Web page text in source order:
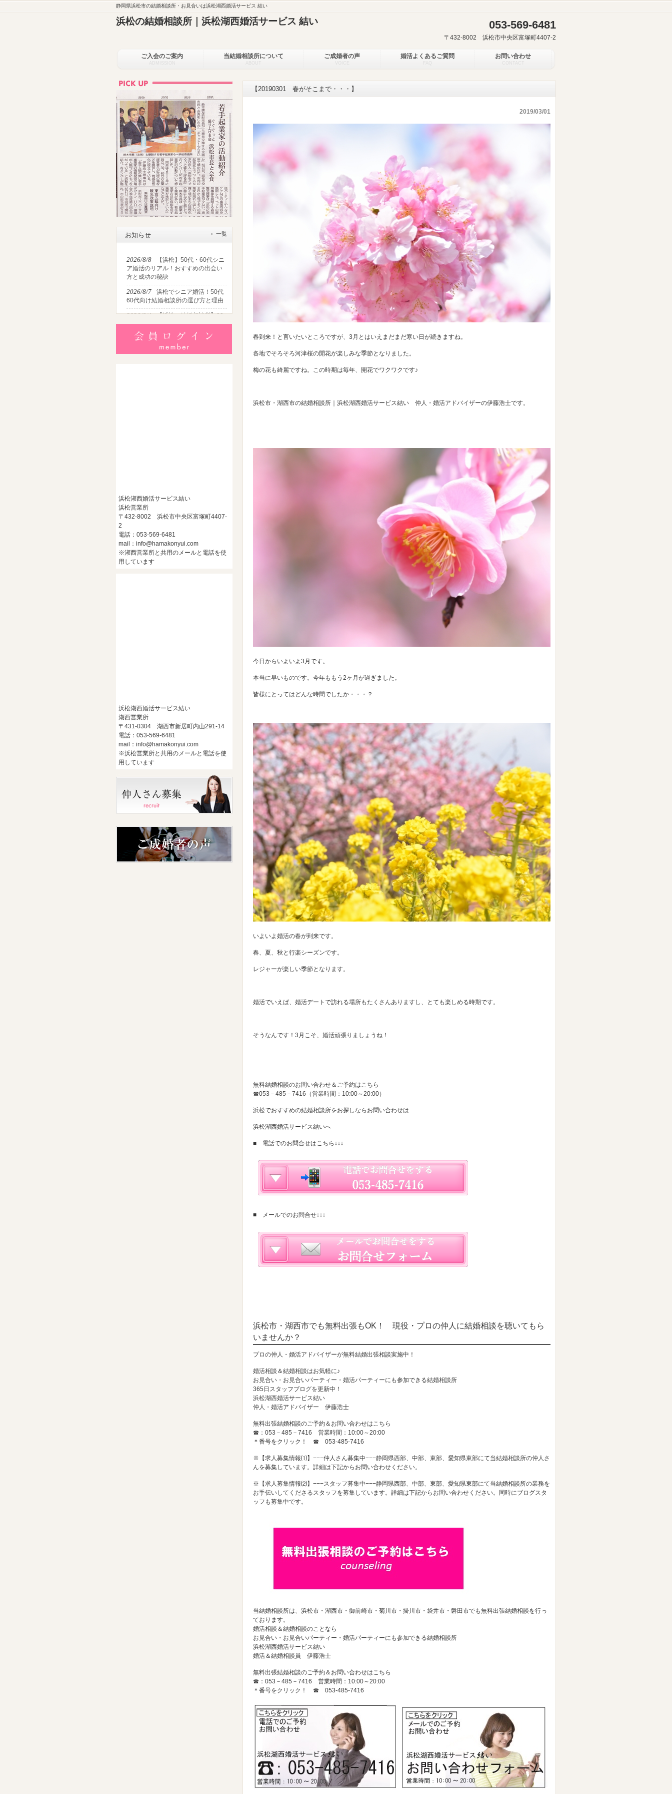
静岡県浜松市の結婚相談所・お見合いは浜松湖西婚活サービス 結い
浜松の結婚相談所｜浜松湖西婚活サービス 結い 053-569-6481
〒432-8002 浜松市中央区富塚町4407-2
ご入会のご案内 当結婚相談所について ご成婚者の声 婚活よくあるご質問 お問い合わせ
【20190301 春がそこまで・・・】
2019/03/01
春到来！と言いたいところですが、3月とはいえまだまだ寒い日が続きますね。
各地でそろそろ河津桜の開花が楽しみな季節となりました。
梅の花も綺麗ですね。この時期は毎年、開花でワクワクです♪
浜松市・湖西市の結婚相談所｜浜松湖西婚活サービス結い 仲人・婚活アドバイザーの伊藤浩士です。
今日からいよいよ3月です。
本当に早いものです。今年ももう2ヶ月が過ぎました。
皆様にとってはどんな時間でしたか・・・？
いよいよ婚活の春が到来です。
春、夏、秋と行楽シーズンです。
レジャーが楽しい季節となります。
婚活でいえば、婚活デートで訪れる場所もたくさんありますし、とても楽しめる時期です。
そうなんです！3月こそ、婚活頑張りましょうね！
無料結婚相談のお問い合わせ＆ご予約はこちら
☎053－485－7416（営業時間：10:00～20:00）
浜松でおすすめの結婚相談所をお探しならお問い合わせは
浜松湖西婚活サービス結いへ
■ 電話でのお問合せはこちら↓↓↓
■ メールでのお問合せ↓↓↓
浜松市・湖西市でも無料出張もOK！ 現役・プロの仲人に結婚相談を聴いてもら
いませんか？
プロの仲人・婚活アドバイザーが無料結婚出張相談実施中！
婚活相談＆結婚相談はお気軽に♪
お見合い・お見合いパーティー・婚活パーティーにも参加できる結婚相談所
365日スタッフブログを更新中！
浜松湖西婚活サービス結い
仲人・婚活アドバイザー 伊藤浩士
無料出張結婚相談のご予約＆お問い合わせはこちら
☎：053－485－7416 営業時間：10:00～20:00
＊番号をクリック！ ☎ 053-485-7416
※【求人募集情報⑴】−−−仲人さん募集中−−−静岡県西部、中部、東部、愛知県東部にて当結婚相談所の仲人さ
んを募集しています。詳細は下記からお問い合わせください。
※【求人募集情報⑵】−−−スタッフ募集中−−−静岡県西部、中部、東部、愛知県東部にて当結婚相談所の業務を
お手伝いしてくださるスタッフを募集しています。詳細は下記からお問い合わせください。同時にブログスタ
ッフも募集中です。
当結婚相談所は、浜松市・湖西市・御前崎市・菊川市・掛川市・袋井市・磐田市でも無料出張結婚相談を行っ
ております。
婚活相談＆結婚相談のことなら
お見合い・お見合いパーティー・婚活パーティーにも参加できる結婚相談所
浜松湖西婚活サービス結い
婚活＆結婚相談員 伊藤浩士
無料出張結婚相談のご予約＆お問い合わせはこちら
☎：053－485－7416 営業時間：10:00～20:00
＊番号をクリック！ ☎ 053-485-7416
お知らせ 一覧
2026/8/8
【浜松】50代・60代シニ
ア婚活のリアル！おすすめの出会い
方と成功の秘訣
2026/8/7
浜松でシニア婚活！50代
60代向け結婚相談所の選び方と理由
2026/8/4
【浜松の結婚相談所】30
代女性がアプリ婚活から大逆転して
結婚する方法
【2026最新】猛暑でも成
婚！夏の婚活おすすめイベント＆涼
浜松湖西婚活サービス結い
浜松営業所
〒432-8002 浜松市中央区富塚町4407-
2
電話：053-569-6481
mail：info@hamakonyui.com
※湖西営業所と共用のメールと電話を使
用しています
浜松湖西婚活サービス結い
湖西営業所
〒431-0304 湖西市新居町内山291-14
電話：053-569-6481
mail：info@hamakonyui.com
※浜松営業所と共用のメールと電話を使
用しています